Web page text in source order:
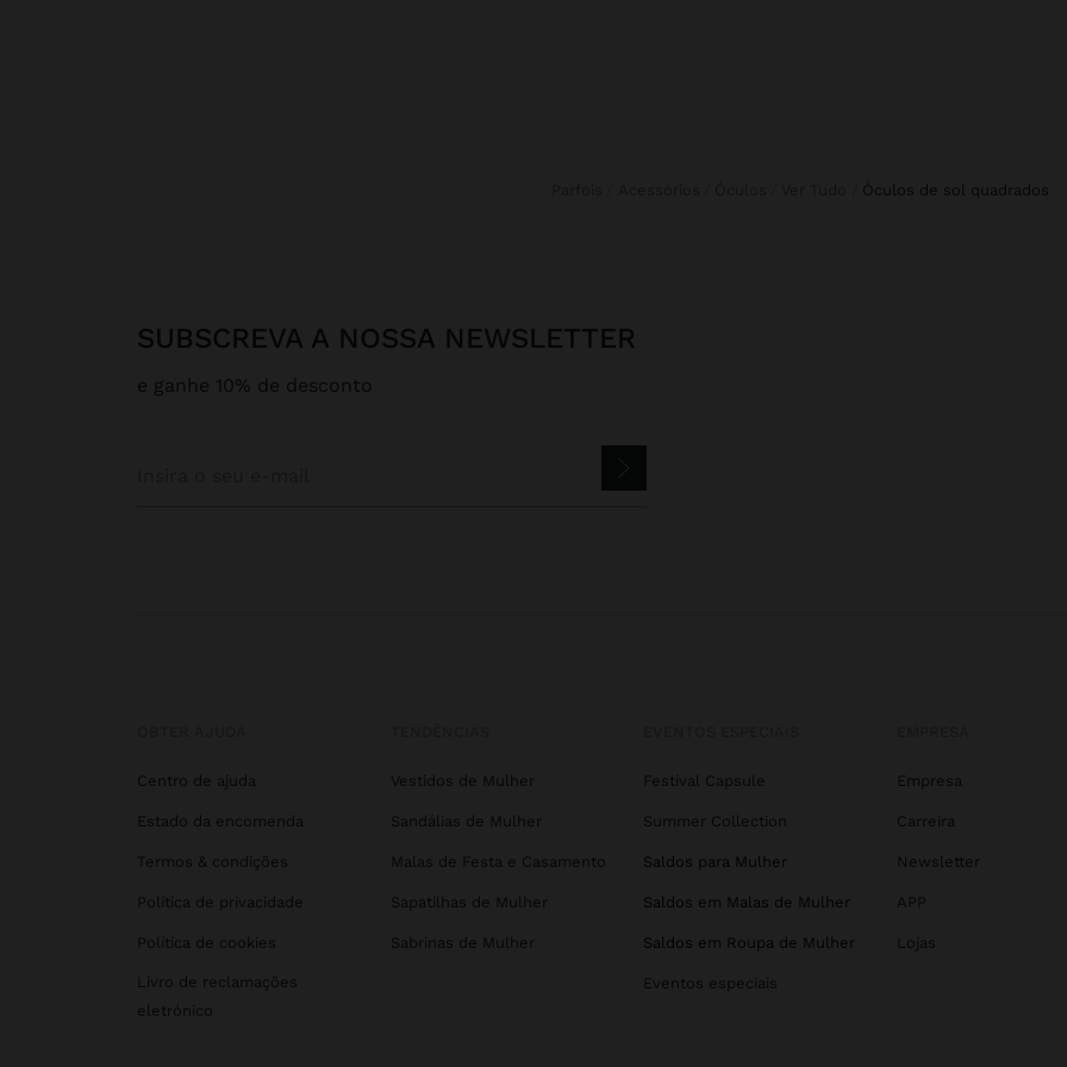
óculos de sol quadrados
SUBSCREVA A NOSSA NEWSLETTER
e ganhe 10% de desconto
Centro de ajuda
Estado da encomenda
Termos & condições
Política de privacidade
Política de cookies
Livro de reclamações
eletrónico
Vestidos de Mulher
Sandálias de Mulher
Malas de Festa e Casamento
Sapatilhas de Mulher
Sabrinas de Mulher
Festival Capsule
Summer Collection
Saldos para Mulher
Saldos em Malas de Mulher
Saldos em Roupa de Mulher
Eventos especiais
Empresa
Carreira
Newsletter
APP
Lojas